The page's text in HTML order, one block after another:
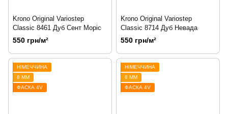
Krono Original Variostep
Classic 8461 Дуб Сент Моріс
550 грн/м²
Krono Original Variostep
Classic 8714 Дуб Невада
550 грн/м²
НІМЕЧЧИНА
8 ММ
ФАСКА 4V
НІМЕЧЧИНА
8 ММ
ФАСКА 4V